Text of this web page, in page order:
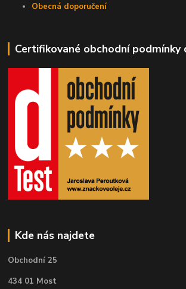
Obecná doporučení
Certifikované obchodní podmínky
Kde nás najdete
Obchodní 25
434 01 Most